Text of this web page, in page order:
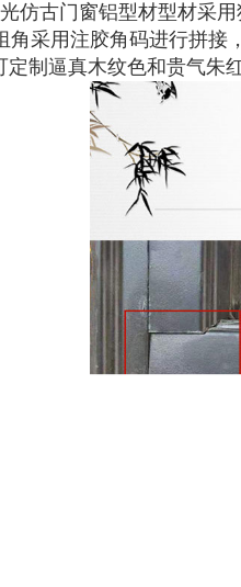
仿古门窗铝型材型材采
角采用注胶角码进行拼接
定制逼真木纹色和贵气朱